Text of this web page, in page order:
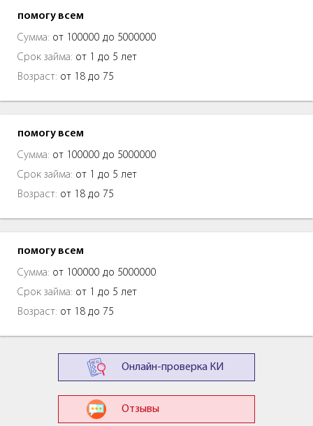
помогу всем
Сумма: от 100000 до 5000000
Срок займа: от 1 до 5 лет
Возраст: от 18 до 75
помогу всем
Сумма: от 100000 до 5000000
Срок займа: от 1 до 5 лет
Возраст: от 18 до 75
помогу всем
Сумма: от 100000 до 5000000
Срок займа: от 1 до 5 лет
Возраст: от 18 до 75
Онлайн-проверка КИ
Отзывы